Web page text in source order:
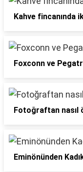
Kahve fincanında
Foxconn ve
Fotoğraftan nasıl
Eminönünden